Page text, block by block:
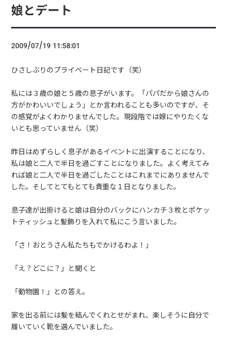
娘とデート
2009/07/19 11:58:01
ひさしぶりのプライベート日記です（笑）
私には３歳の娘と５歳の息子がいます。「パパだから娘さんの
方がかわいいでしょう」とか言われることも多いのですが、そ
の感覚がよくわかりませんでした。現段階では嫁にやりたくな
いとも思っていません（笑）
昨日はめずらしく息子があるイベントに出演することになり、
私は娘と二人で半日を過ごすことになりました。よく考えてみ
れば娘と二人で半日を過ごしたことはこれまでにありませんで
した。そしてとてもとても貴重な１日となりました。
息子達が出掛けると娘は自分のバックにハンカチ３枚とポケッ
トティッシュと髪飾りを入れて私にこう言いました。
「さ！おとうさん私たちもでかけるわよ！」
「え？どこに？」と聞くと
「動物園！」との答え。
家を出る前には髪を結んでくれとせがまれ、楽しそうに自分で
履いていく靴を選んでいました。